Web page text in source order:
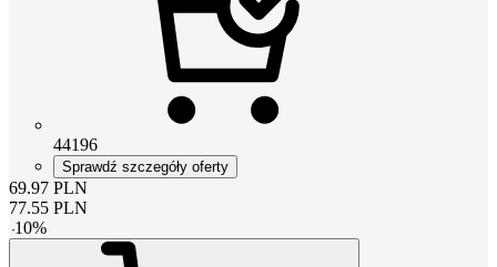
44196
Sprawdź szczegóły oferty
69.97 PLN
77.55 PLN
-10%